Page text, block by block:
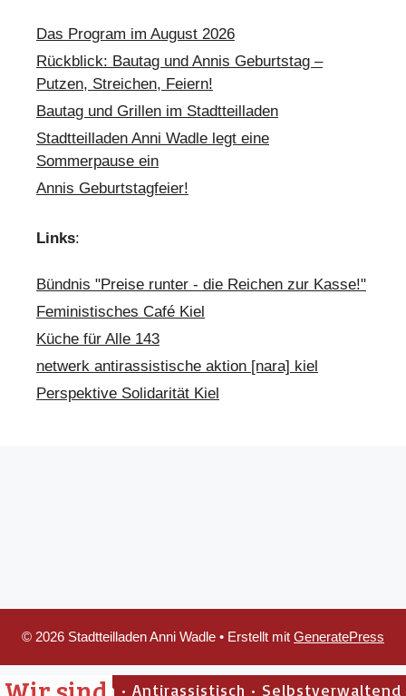
• Antirassistisch • Selbstverwaltend •
Das Program im August 2026
Rückblick: Bautag und Annis Geburtstag –
Putzen, Streichen, Feiern!
Bautag und Grillen im Stadtteilladen
Stadtteilladen Anni Wadle legt eine
Sommerpause ein
Annis Geburtstagfeier!
Links:
Bündnis "Preise runter - die Reichen zur Kasse!"
Feministisches Café Kiel
Küche für Alle 143
netwerk antirassistische aktion [nara] kiel
Perspektive Solidarität Kiel
© 2026 Stadtteilladen Anni Wadle • Erstellt mit GeneratePress